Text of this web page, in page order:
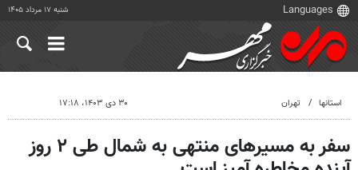
شنبه ۱۷ مرداد ۱۴۰۵
استانها تهران ۳۰ دی ۱۴۰۳، ۱۷:۱۸
سفر به مسیرهای منتهی به شمال طی ۲ روز